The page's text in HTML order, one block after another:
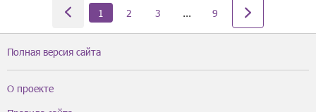
1 2 3 ... 9
Полная версия сайта
О проекте